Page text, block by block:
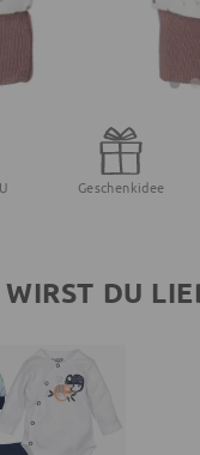
Geschenkidee
WIRST DU